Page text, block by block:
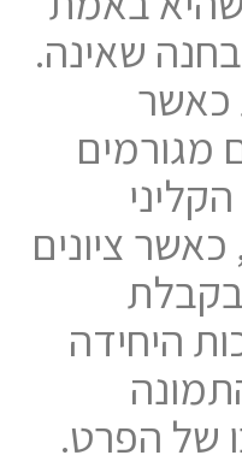
שאינה.
כאשר
מגורמים
ציונים
היחידה
של הפרט.